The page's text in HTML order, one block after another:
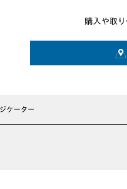
購入や取り
ケーター